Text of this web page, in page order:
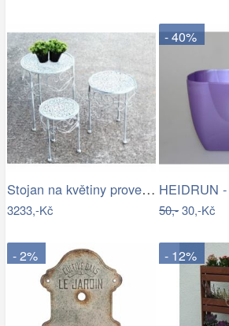
Stojan na květiny provence
3233,-Kč
- 40%
50,-30,-Kč
- 2% - 12%